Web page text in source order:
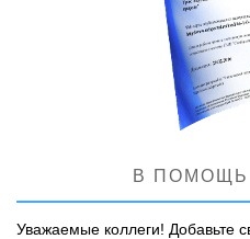
В
Уважаемые коллеги! Добавьте